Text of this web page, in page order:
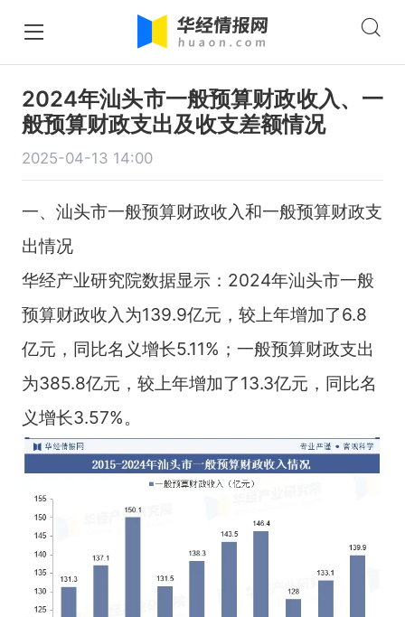
2024年汕头市一般预算财政收入、一
般预算财政支出及收支差额情况
2025-04-13 14:00
一、汕头市一般预算财政收入和一般预算财政支
出情况
华经产业研究院数据显示：2024年汕头市一般
预算财政收入为139.9亿元，较上年增加了6.8
亿元，同比名义增长5.11%；一般预算财政支出
为385.8亿元，较上年增加了13.3亿元，同比名
义增长3.57%。